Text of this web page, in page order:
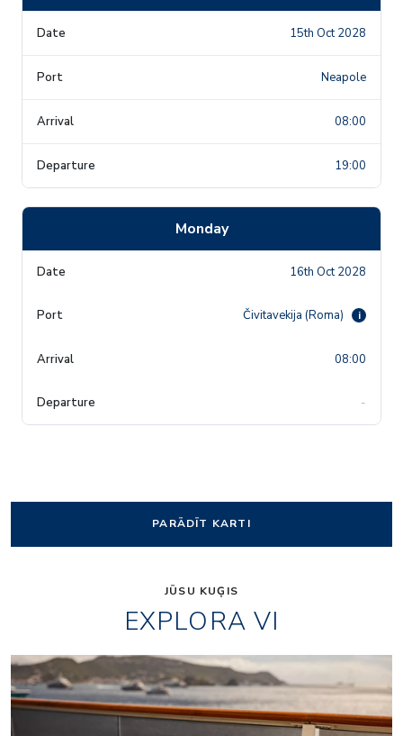
15th Oct 2028
Neapole
08:00
19:00
Monday
16th Oct 2028
Čivitavekija (Roma) i
08:00
-
PARĀDĪT KARTI
JŪSU KUĢIS
EXPLORA VI
Anthology-food